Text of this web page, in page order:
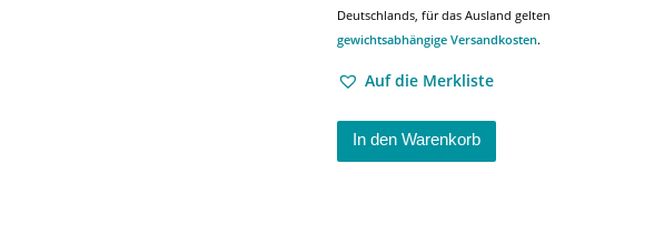
Deutschlands, für das Ausland gelten
gewichtsabhängige Versandkosten.
Auf die Merkliste
In den Warenkorb